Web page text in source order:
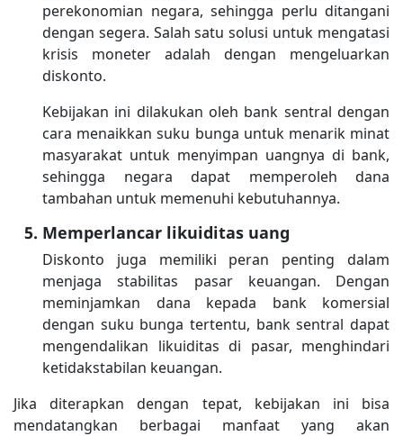
perekonomian negara, sehingga perlu ditangani
dengan segera. Salah satu solusi untuk mengatasi
krisis moneter adalah dengan mengeluarkan
diskonto.
Kebijakan ini dilakukan oleh bank sentral dengan
cara menaikkan suku bunga untuk menarik minat
masyarakat untuk menyimpan uangnya di bank,
sehingga negara dapat memperoleh dana
tambahan untuk memenuhi kebutuhannya.
Memperlancar likuiditas uang
Diskonto juga memiliki peran penting dalam
menjaga stabilitas pasar keuangan. Dengan
meminjamkan dana kepada bank komersial
dengan suku bunga tertentu, bank sentral dapat
mengendalikan likuiditas di pasar, menghindari
ketidakstabilan keuangan.
Jika diterapkan dengan tepat, kebijakan ini bisa
mendatangkan berbagai manfaat yang akan